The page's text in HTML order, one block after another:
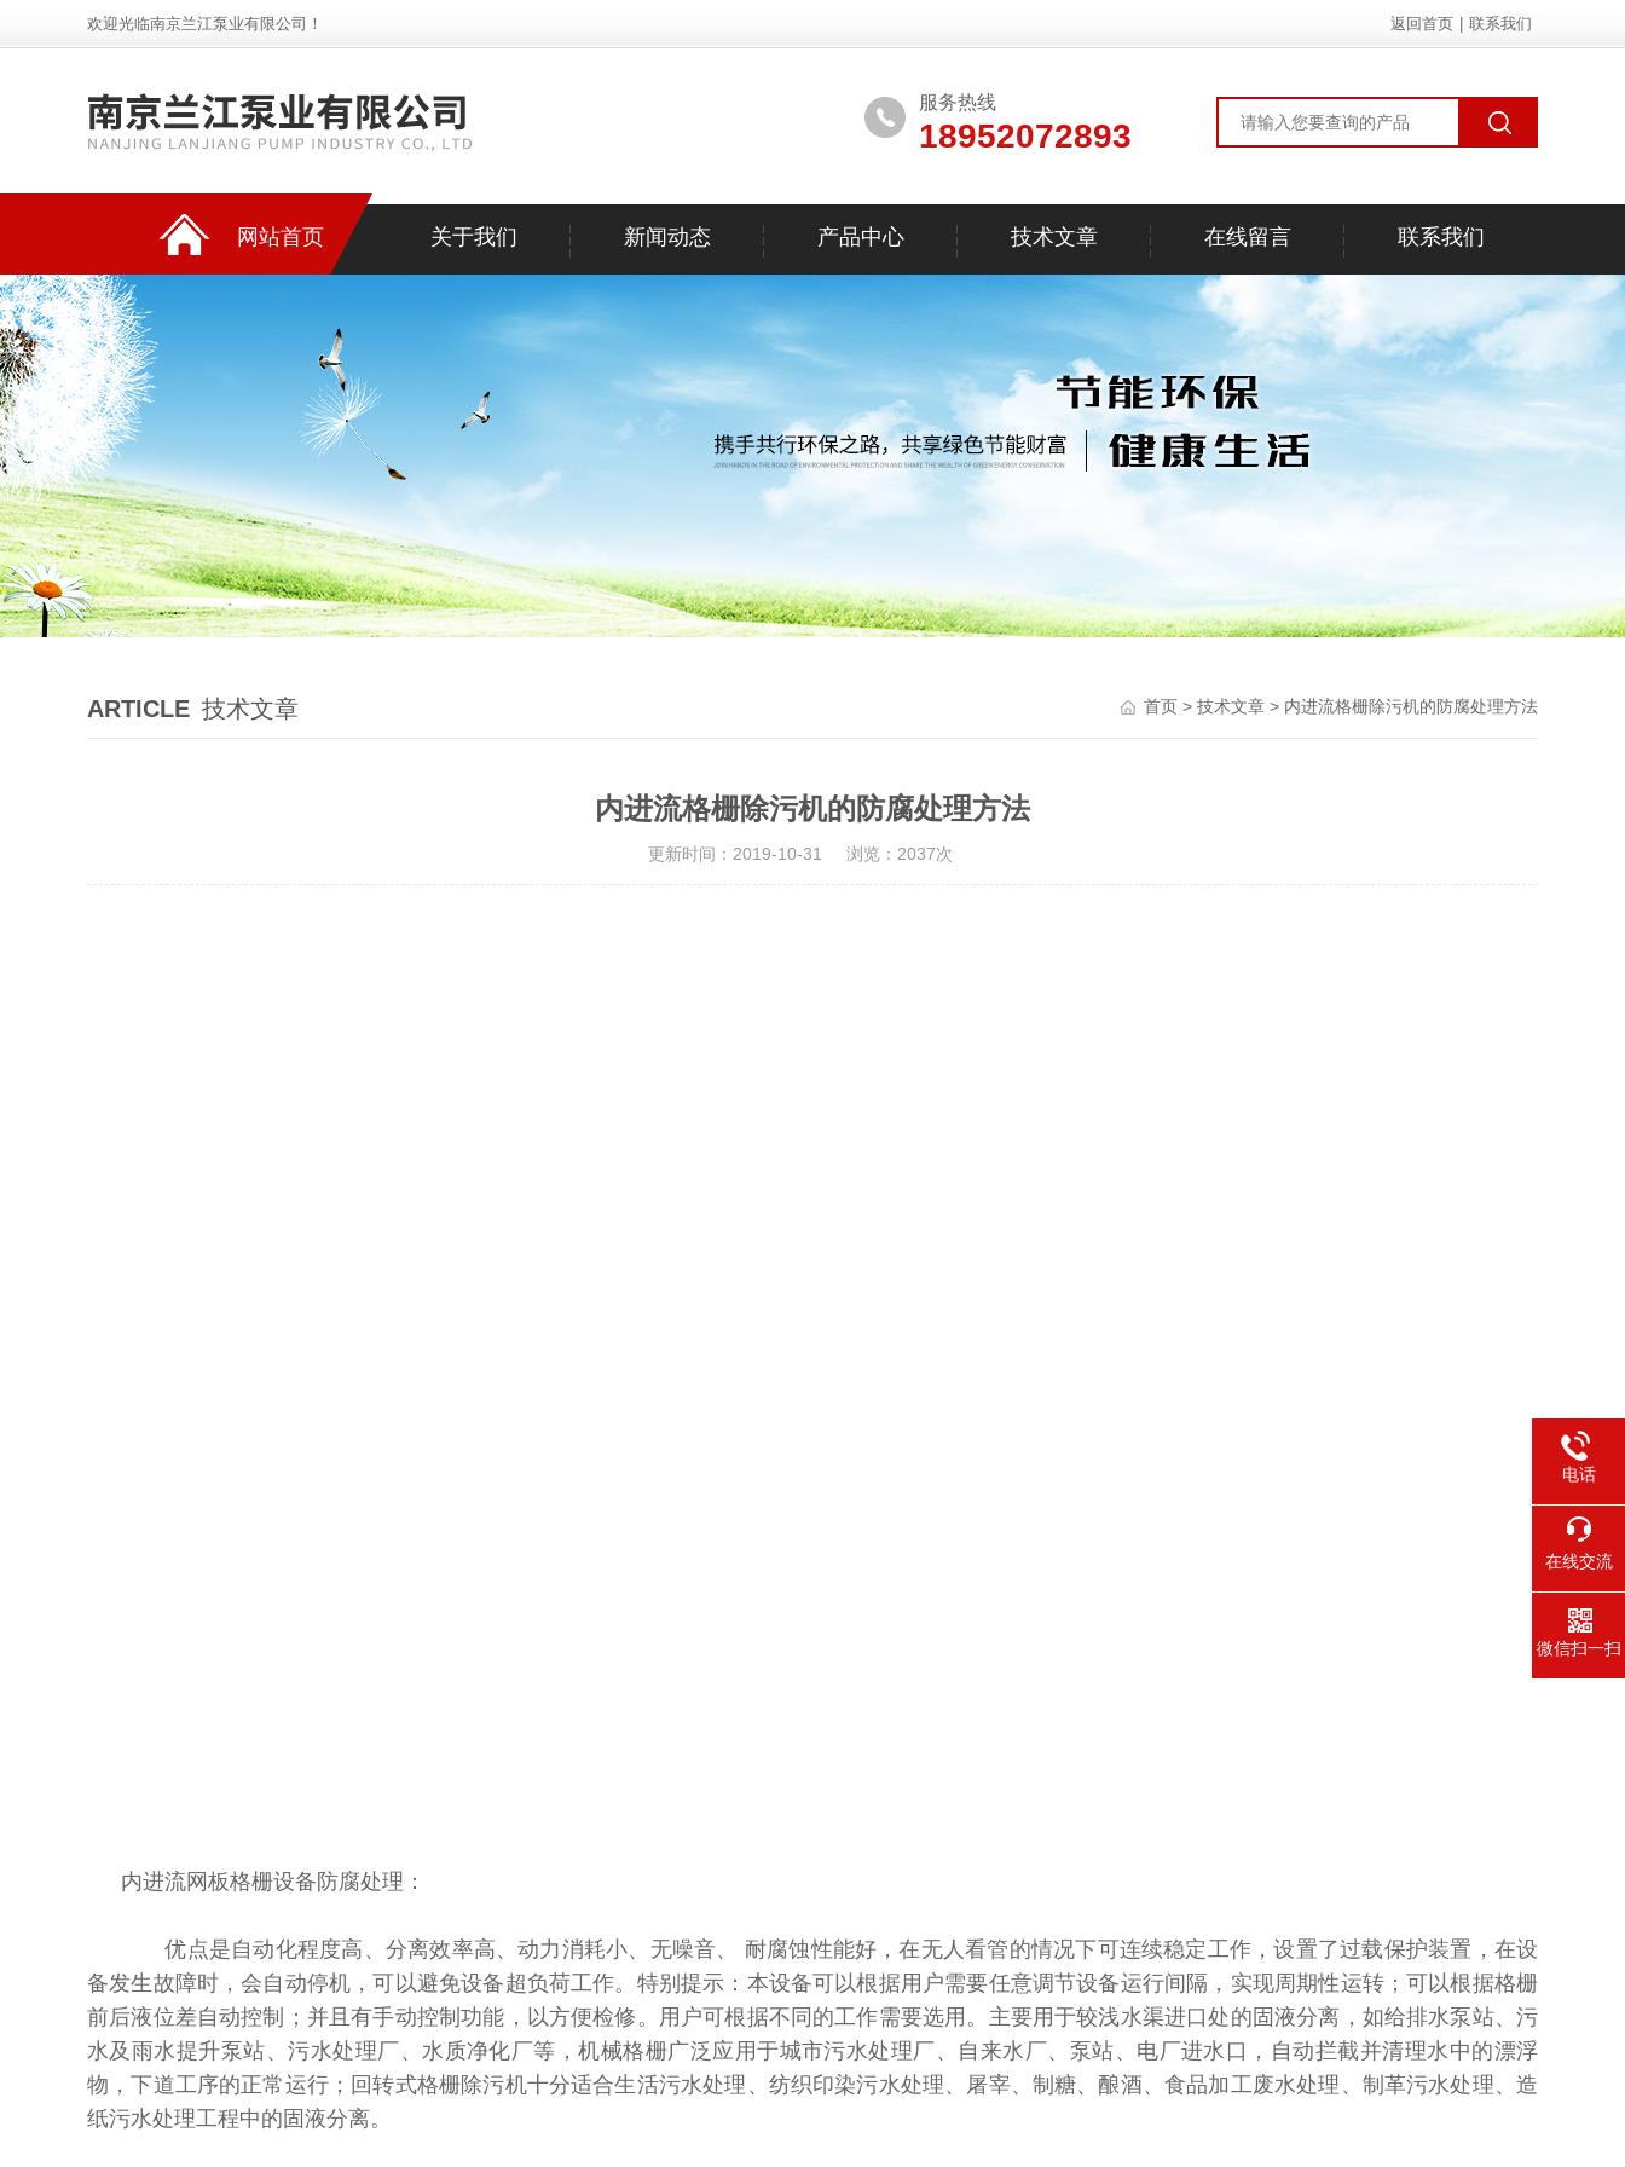
欢迎光临南京兰江泵业有限公司！ 返回首页 联系我们
服务热线
18952072893
网站首页 关于我们 新闻动态 产品中心 技术文章 在线留言 联系我们
ARTICLE 技术文章 首页 > 技术文章 > 内进流格栅除污机的防腐处理方法
内进流格栅除污机的防腐处理方法
更新时间：2019-10-31 浏览：2037次
内进流网板格栅设备防腐处理：
优点是自动化程度高、分离效率高、动力消耗小、无噪音、 耐腐蚀性能好，在无人看管的情况下可连续稳定工作，设置了过载保护装置，在设
备发生故障时，会自动停机，可以避免设备超负荷工作。特别提示：本设备可以根据用户需要任意调节设备运行间隔，实现周期性运转；可以根据格栅
前后液位差自动控制；并且有手动控制功能，以方便检修。用户可根据不同的工作需要选用。主要用于较浅水渠进口处的固液分离，如给排水泵站、污
水及雨水提升泵站、污水处理厂、水质净化厂等，机械格栅广泛应用于城市污水处理厂、自来水厂、泵站、电厂进水口，自动拦截并清理水中的漂浮
物，下道工序的正常运行；回转式格栅除污机十分适合生活污水处理、纺织印染污水处理、屠宰、制糖、酿酒、食品加工废水处理、制革污水处理、造
纸污水处理工程中的固液分离。
电话
在线交流
微信扫一扫